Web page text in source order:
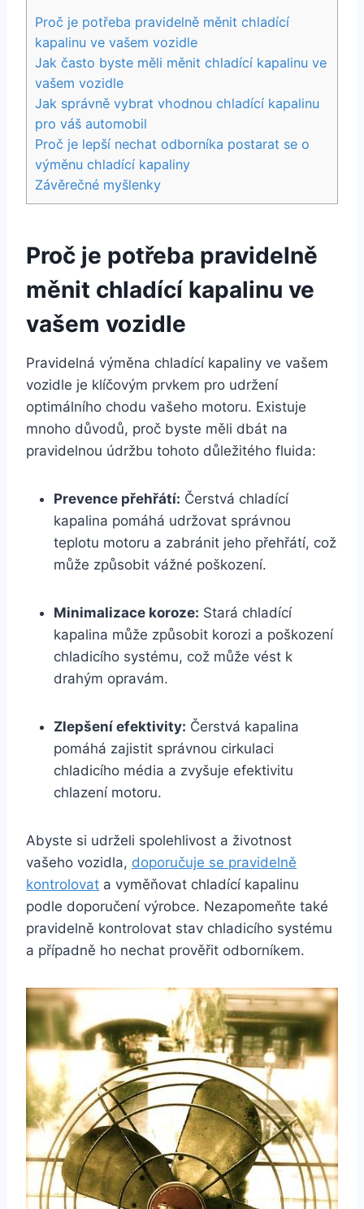
Proč je potřeba pravidelně měnit chladící
kapalinu ve vašem vozidle
Jak často byste měli měnit chladící kapalinu ve
vašem vozidle
Jak správně vybrat vhodnou chladící kapalinu
pro váš automobil
Proč je lepší nechat odborníka postarat se o
výměnu chladící kapaliny
Závěrečné myšlenky
Proč je potřeba pravidelně
měnit chladící kapalinu ve
vašem vozidle
Pravidelná výměna chladící kapaliny ve vašem
vozidle je klíčovým prvkem pro udržení
optimálního chodu vašeho motoru. Existuje
mnoho důvodů, proč byste měli dbát na
pravidelnou údržbu tohoto důležitého fluida:
Prevence přehřátí: Čerstvá chladící
kapalina pomáhá udržovat správnou
teplotu motoru a zabránit jeho přehřátí, což
může způsobit vážné poškození.
Minimalizace koroze: Stará chladící
kapalina může způsobit korozi a poškození
chladicího systému, což může vést k
drahým opravám.
Zlepšení efektivity: Čerstvá kapalina
pomáhá zajistit správnou cirkulaci
chladicího média a zvyšuje efektivitu
chlazení motoru.
Abyste si udrželi spolehlivost a životnost
vašeho vozidla, doporučuje se pravidelně
kontrolovat a vyměňovat chladící kapalinu
podle doporučení výrobce. Nezapomeňte také
pravidelně kontrolovat stav chladicího systému
a případně ho nechat prověřit odborníkem.